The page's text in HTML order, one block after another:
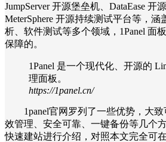
JumpServer 开源堡垒机、DataEase 开
MeterSphere 开源持续测试平台等，
析、软件测试等多个领域，1Panel 面
保障的。
1Panel 是一个现代化、开源的
理面板。
https://1panel.cn/
1panel官网罗列了一些优势，大
效管理、安全可靠、一键备份等几个
快速建站进行介绍，对照本文完全可